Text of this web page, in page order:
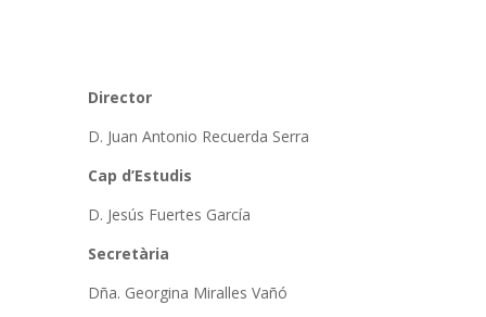
Director
D. Juan Antonio Recuerda Serra
Cap d’Estudis
D. Jesús Fuertes García
Secretària
Dña. Georgina Miralles Vañó